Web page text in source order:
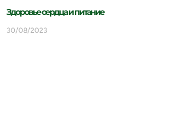
Здоровье сердца и питание
30/08/2023